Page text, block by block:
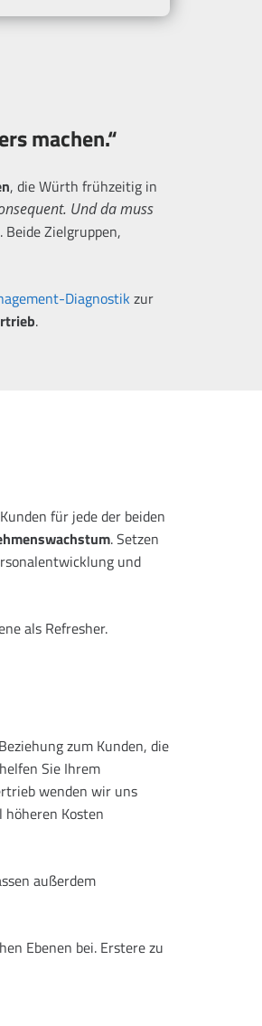
machen.“
, die Würth frühzeitig in
Und da muss
Zielgruppen,
Diagnostik zur
.
für jede der beiden
. Setzen
und
als Refresher.
zum Kunden, die
Sie Ihrem
wenden wir uns
Kosten
außerdem
Ebenen bei. Erstere zu